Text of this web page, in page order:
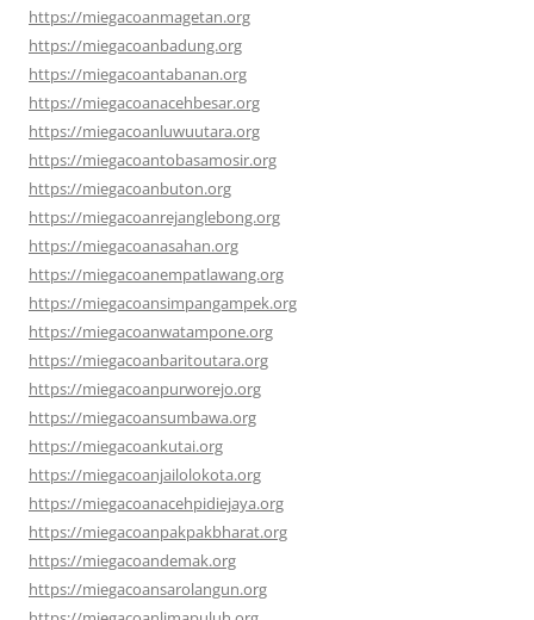
https://miegacoanmagetan.org
https://miegacoanbadung.org
https://miegacoantabanan.org
https://miegacoanacehbesar.org
https://miegacoanluwuutara.org
https://miegacoantobasamosir.org
https://miegacoanbuton.org
https://miegacoanrejanglebong.org
https://miegacoanasahan.org
https://miegacoanempatlawang.org
https://miegacoansimpangampek.org
https://miegacoanwatampone.org
https://miegacoanbaritoutara.org
https://miegacoanpurworejo.org
https://miegacoansumbawa.org
https://miegacoankutai.org
https://miegacoanjailolokota.org
https://miegacoanacehpidiejaya.org
https://miegacoanpakpakbharat.org
https://miegacoandemak.org
https://miegacoansarolangun.org